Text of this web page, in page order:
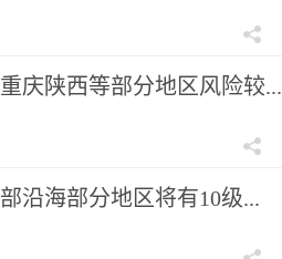
庆陕西等部分地区风险较...
沿海部分地区将有10级...